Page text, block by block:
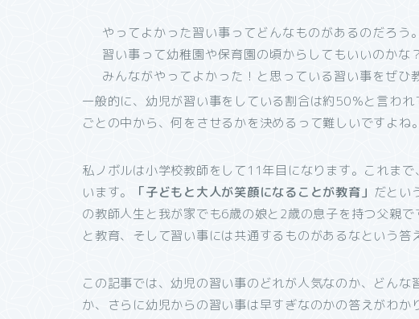
やってよかった習い事ってどんなものがあるのだろう。
習い事って幼稚園や保育園の頃からしてもいいのかな？
みんながやってよかった！と思っている習い事をぜひ
一般的に、幼児が習い事をしている割合は約50％と言わ
ごとの中から、何をさせるかを決めるって難しいですよね。
私ノボルは小学校教師をして11年目になります。これま
います。
「子どもと大人が笑顔になることが教育」 だとい
の教師人生と我が家でも6歳の娘と2歳の息子を持つ父親
と教育、そして習い事には共通するものがあるなという答
この記事では、幼児の習い事のどれが人気なのか、どん
か、さらに幼児からの習い事は早すぎなのかの答えがわか